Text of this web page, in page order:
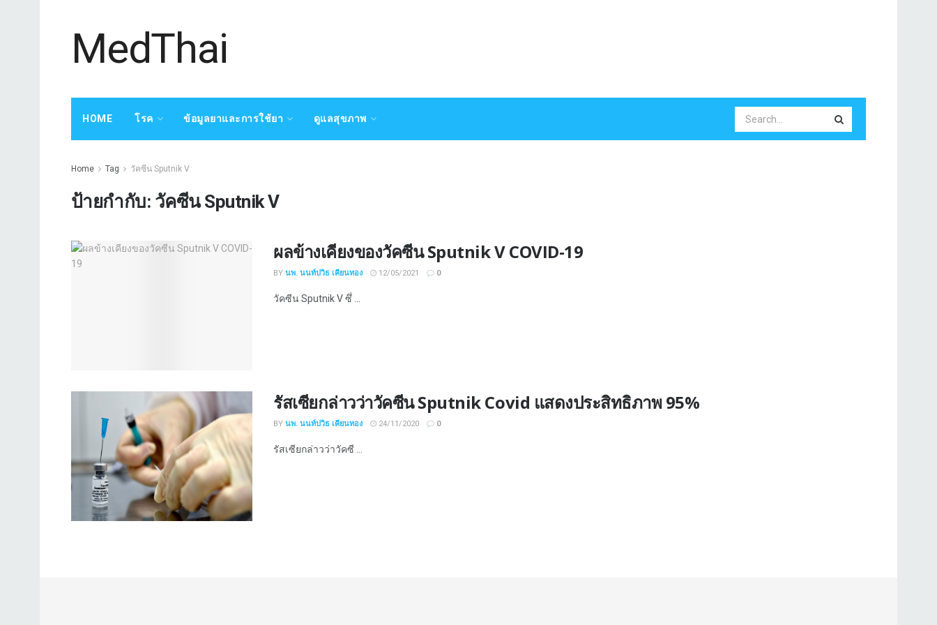
MedThai
HOME โรค ข้อมูลยาและการใช้ยา ดูแลสุขภาพ
Home Tag วัคซีน Sputnik V
ป้ายกำกับ: วัคซีน Sputnik V
ผลข้างเคียงของวัคซีน Sputnik V COVID-19
BY นพ. นนท์ปวิธ เคียนทอง 12/05/2021 0
วัคซีน Sputnik V ซึ่ ...
รัสเซียกล่าวว่าวัคซีน Sputnik Covid แสดงประสิทธิภาพ 95%
BY นพ. นนท์ปวิธ เคียนทอง 24/11/2020 0
รัสเซียกล่าวว่าวัคซี ...